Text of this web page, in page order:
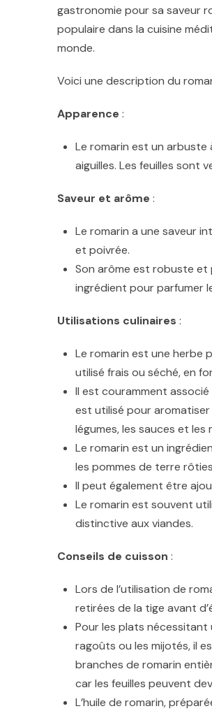
gastronomie pour sa saveur
populaire dans la cuisine
monde.
Voici une description du
Apparence :
Le romarin est un arbuste
aiguilles. Les feuilles sont
Saveur et arôme :
Le romarin a une saveur
et poivrée.
Son arôme est robuste et
ingrédient pour parfumer
Utilisations culinaires :
Le romarin est une herbe
utilisé frais ou séché, en
Il est couramment
est utilisé pour aromatiser
légumes, les sauces et les
Le romarin est un
les pommes de terre
Il peut également être
Le romarin est souvent
distinctive aux viandes.
Conseils de cuisson :
Lors de l’utilisation de
retirées de la tige avant
Pour les plats nécessitant
ragoûts ou les mijotés, il
branches de romarin
car les feuilles peuvent
L’huile de romarin,